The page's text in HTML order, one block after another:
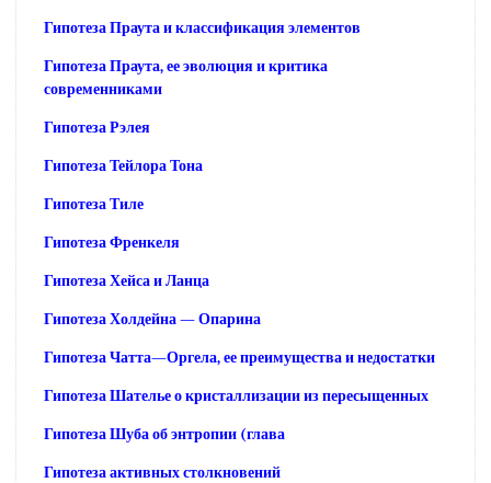
Гипотеза Праута и классификация элементов
Гипотеза Праута, ее эволюция и критика
современниками
Гипотеза Рэлея
Гипотеза Тейлора Тона
Гипотеза Тиле
Гипотеза Френкеля
Гипотеза Хейса и Ланца
Гипотеза Холдейна — Опарина
Гипотеза Чатта—Оргела, ее преимущества и недостатки
Гипотеза Шателье о кристаллизации из пересыщенных
Гипотеза Шуба об энтропии (глава
Гипотеза активных столкновений